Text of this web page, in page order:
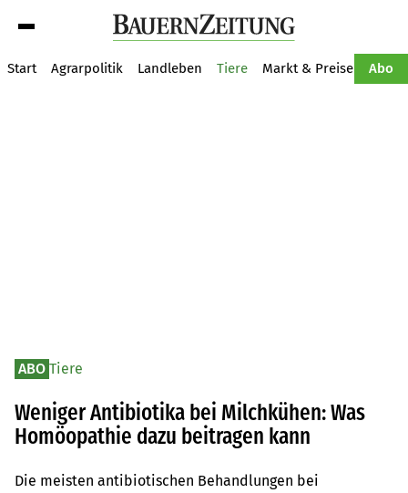
Start Agrarpolitik Landleben Tiere Markt & Preise Abo
ABO Tiere
Weniger Antibiotika bei Milchkühen: Was
Homöopathie dazu beitragen kann
Die meisten antibiotischen Behandlungen bei